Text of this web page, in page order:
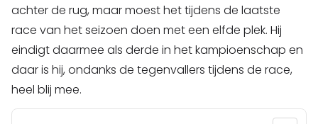
achter de rug, maar moest het tijdens de laatste
race van het seizoen doen met een elfde plek. Hij
eindigt daarmee als derde in het kampioenschap en
daar is hij, ondanks de tegenvallers tijdens de race,
heel blij mee.